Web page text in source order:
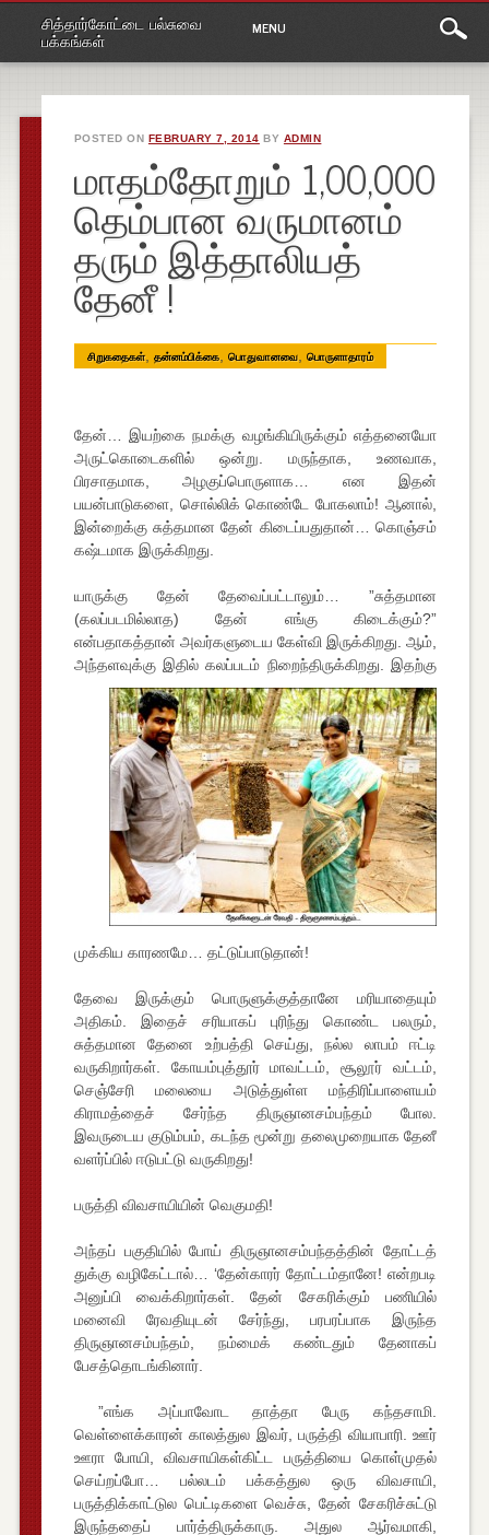
சித்தார்கோட்டை பல்சுவை
பக்கங்கள்
Main
menu
content
MENU
POSTED ON FEBRUARY 7, 2014 BY ADMIN
மாதம்தோறும் 1,00,000
தெம்பான வருமானம்
தரும் இத்தாலியத்
தேனீ !
சிறுகதைகள், தன்னம்பிக்கை, பொதுவானவை, பொருளாதாரம்
தேன்… இயற்கை நமக்கு வழங்கியிருக்கும் எத்தனையோ
அருட்கொடைகளில் ஒன்று. மருந்தாக, உணவாக,
பிரசாதமாக, அழகுப்பொருளாக… என இதன்
பயன்பாடுகளை, சொல்லிக் கொண்டே போகலாம்! ஆனால்,
இன்றைக்கு சுத்தமான தேன் கிடைப்பதுதான்… கொஞ்சம்
கஷ்டமாக இருக்கிறது.
யாருக்கு தேன் தேவைப்பட்டாலும்… ”சுத்தமான
(கலப்படமில்லாத) தேன் எங்கு கிடைக்கும்?”
என்பதாகத்தான் அவர்களுடைய கேள்வி இருக்கிறது. ஆம்,
அந்தளவுக்கு இதில் கலப்படம் நிறைந்திருக்கிறது. இதற்கு
முக்கிய காரணமே… தட்டுப்பாடுதான்!
தேவை இருக்கும் பொருளுக்குத்தானே மரியாதையும்
அதிகம். இதைச் சரியாகப் புரிந்து கொண்ட பலரும்,
சுத்தமான தேனை உற்பத்தி செய்து, நல்ல லாபம் ஈட்டி
வருகிறார்கள். கோயம்புத்தூர் மாவட்டம், சூலூர் வட்டம்,
செஞ்சேரி மலையை அடுத்துள்ள மந்திரிப்பாளையம்
கிராமத்தைச் சேர்ந்த திருஞானசம்பந்தம் போல.
இவருடைய குடும்பம், கடந்த மூன்று தலைமுறையாக தேனீ
வளர்ப்பில் ஈடுபட்டு வருகிறது!
பருத்தி விவசாயியின் வெகுமதி!
அந்தப் பகுதியில் போய் திருஞானசம்பந்தத்தின் தோட்டத்
துக்கு வழிகேட்டால்… ‘தேன்காரர் தோட்டம்தானே! என்றபடி
அனுப்பி வைக்கிறார்கள். தேன் சேகரிக்கும் பணியில்
மனைவி ரேவதியுடன் சேர்ந்து, பரபரப்பாக இருந்த
திருஞானசம்பந்தம், நம்மைக் கண்டதும் தேனாகப்
பேசத்தொடங்கினார்.
”எங்க அப்பாவோட தாத்தா பேரு கந்தசாமி.
வெள்ளைக்காரன் காலத்துல இவர், பருத்தி வியாபாரி. ஊர்
ஊரா போயி, விவசாயிகள்கிட்ட பருத்தியை கொள்முதல்
செய்றப்போ… பல்லடம் பக்கத்துல ஒரு விவசாயி,
பருத்திக்காட்டுல பெட்டிகளை வெச்சு, தேன் சேகரிச்சுட்டு
இருந்ததைப் பார்த்திருக்காரு. அதுல ஆர்வமாகி,